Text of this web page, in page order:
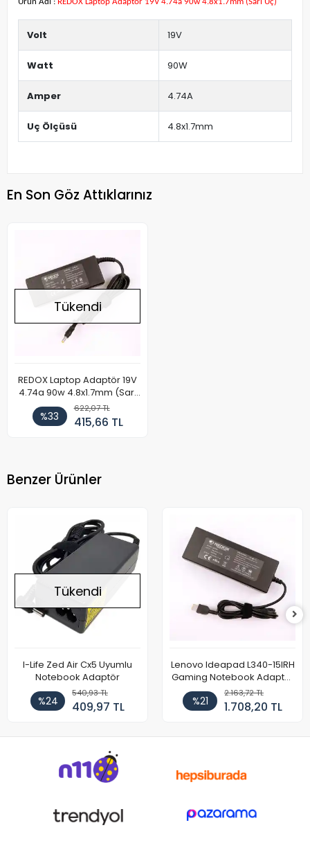
Ürün Adı : REDOX Laptop Adaptör 19V 4.74a 90w 4.8x1.7mm (Sarı Uç)
Volt 19V
Watt 90W
Amper 4.74A
Uç Ölçüsü 4.8x1.7mm
En Son Göz Attıklarınız
Tükendi
REDOX Laptop Adaptör 19V
4.74a 90w 4.8x1.7mm (Sarı
Uç)
%33
622,07 TL
415,66 TL
Benzer Ürünler
Tükendi
I-Life Zed Air Cx5 Uyumlu
Notebook Adaptör
%24
540,93 TL
409,97 TL
Lenovo Ideapad L340-15IRH
Gaming Notebook Adaptör
Cihazı Şarj Aleti (150W)
%21
2.163,72 TL
1.708,20 TL